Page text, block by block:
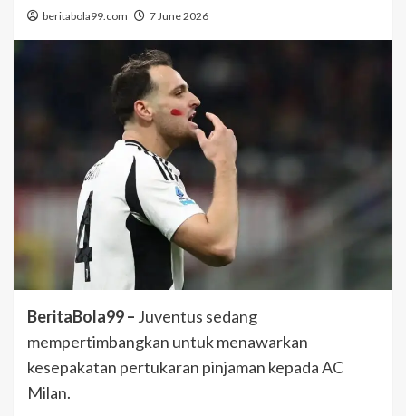
beritabola99.com 7 June 2026
BeritaBola99 – Juventus sedang
mempertimbangkan untuk menawarkan
kesepakatan pertukaran pinjaman kepada AC
Milan.